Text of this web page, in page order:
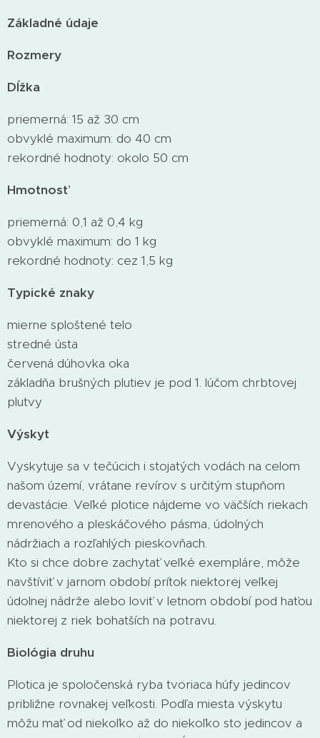
Základné údaje
Rozmery
Dĺžka
priemerná: 15 až 30 cm
obvyklé maximum: do 40 cm
rekordné hodnoty: okolo 50 cm
Hmotnosť
priemerná: 0,1 až 0,4 kg
obvyklé maximum: do 1 kg
rekordné hodnoty: cez 1,5 kg
Typické znaky
mierne sploštené telo
stredné ústa
červená dúhovka oka
základňa brušných plutiev je pod 1. lúčom chrbtovej
plutvy
Výskyt
Vyskytuje sa v tečúcich i stojatých vodách na celom
našom území, vrátane revírov s určitým stupňom
devastácie. Veľké plotice nájdeme vo väčších riekach
mrenového a pleskáčového pásma, údolných
nádržiach a rozľahlých pieskovňach.
Kto si chce dobre zachytať veľké exempláre, môže
navštíviť v jarnom období prítok niektorej veľkej
údolnej nádrže alebo loviť v letnom období pod haťou
niektorej z riek bohatších na potravu.
Biológia druhu
Plotica je spoločenská ryba tvoriaca húfy jedincov
približne rovnakej veľkosti. Podľa miesta výskytu
môžu mať od niekoľko až do niekoľko sto jedincov a